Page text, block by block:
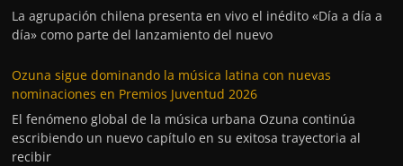
La agrupación chilena presenta en vivo el inédito «Día a día a
día» como parte del lanzamiento del nuevo
Ozuna sigue dominando la música latina con nuevas
nominaciones en Premios Juventud 2026
El fenómeno global de la música urbana Ozuna continúa
escribiendo un nuevo capítulo en su exitosa trayectoria al
recibir